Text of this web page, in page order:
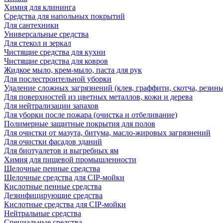
Химия для клининга
Средства для напольных покрытий
Для сантехники
Универсальные средства
Для стекол и зеркал
Чистящие средства для кухни
Чистящие средства для ковров
Жидкое мыло, крем-мыло, паста для рук
Для послестроительной уборки
Удаление сложных загрязнений (клея, граффити, скотча,
Для поверхностей из цветных металлов, кожи и дерева
Для нейтрализации запахов
Для уборки после пожара (очистка и отбеливание)
Полимерные защитные покрытия для полов
Для очистки от мазута, битума, масло-жировых загрязнений
Для очистки фасадов зданий
Для биотуалетов и выгребных ям
Химия для пищевой промышленности
Щелочные пенные средства
Щелочные средства для CIP-мойки
Кислотные пенные средства
Дезинфицирующие средства
Кислотные средства для CIP-мойки
Нейтральные средства